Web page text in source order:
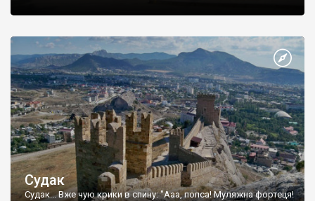
Судак
Судак... Вже чую крики в спину: "Ааа, попса! Муляжна фортеця!